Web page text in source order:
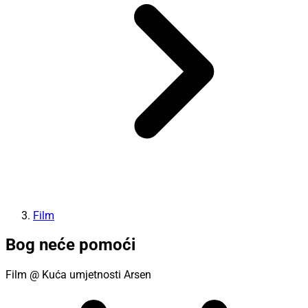
Film
Bog neće pomoći
Film @ Kuća umjetnosti Arsen